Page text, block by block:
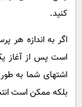
کنید.
اگر به اندازه هر
است پس از آغاز
اشتهای شما به
بلکه ممکن است